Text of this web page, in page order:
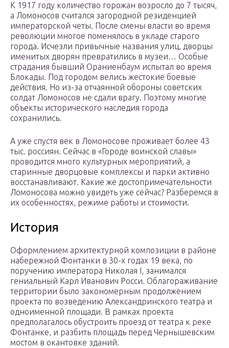
К 1917 году количество горожан возросло до 7 тысяч,
а Ломоносов считался загородной резиденцией
императорской четы. После смены власти во время
революции многое поменялось в укладе старого
города. Исчезли привычные названия улиц, дворцы
именитых дворян превратились в музеи… Особые
страдания бывший Ораниенбаум испытал во время
Блокады. Под городом велись жестокие боевые
действия. Но из-за отчаянной обороны советских
солдат Ломоносов не сдали врагу. Поэтому многие
объекты исторического наследия города
сохранились.
А уже спустя век в Ломоносове проживает более 43
тыс. россиян. Сейчас в «Городе воинской славы»
проводится много культурных мероприятий, а
старинные дворцовые комплексы и парки активно
восстанавливают. Какие же достопримечательности
Ломоносова можно увидеть уже сейчас? Разберемся в
их особенностях, режиме работы и стоимости.
История
Оформлением архитектурной композиции в районе
набережной Фонтанки в 30-х годах 19 века, по
поручению императора Николая I, занимался
гениальный Карл Иванович Росси. Облагораживание
территории было закономерным продолжением
проекта по возведению Александринского театра и
одноименной площади. В рамках проекта
предполагалось обустроить проезд от театра к реке
Фонтанке, и разбить площадь перед Чернышевским
мостом в окантовке зданий.